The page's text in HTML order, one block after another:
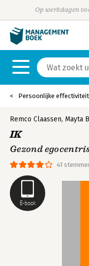
Op werkdagen
Persoonlijke effectiviteit
E-book
41
Remco Claassen, Mayta
IK
Gezond